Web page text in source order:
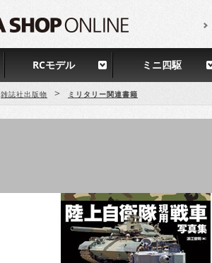
RCモデル ミニ四駆
雑誌社出版物 > ミリタリー関連書籍